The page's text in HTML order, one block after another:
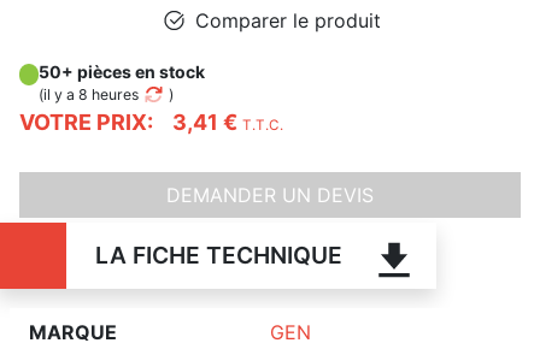
Comparer le produit
VOTRE PRIX: 3,41 € T.T.C.
50+ pièces en stock
(il y a 8 heures )
DEMANDER UN DEVIS
LA FICHE TECHNIQUE
MARQUE GEN